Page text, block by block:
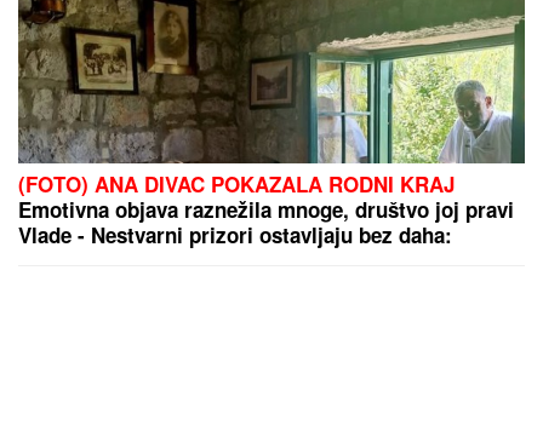
(FOTO) ANA DIVAC POKAZALA RODNI KRAJ
Emotivna objava raznežila mnoge, društvo joj pravi
Vlade - Nestvarni prizori ostavljaju bez daha: